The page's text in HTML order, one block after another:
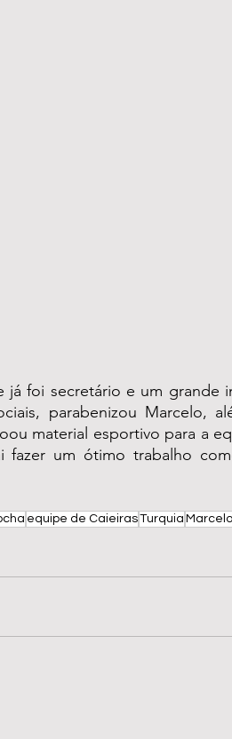
já foi secretário e um grande
parabenizou Marcelo,
material esportivo para a
um ótimo trabalho
equipe de CaieirasTurquia